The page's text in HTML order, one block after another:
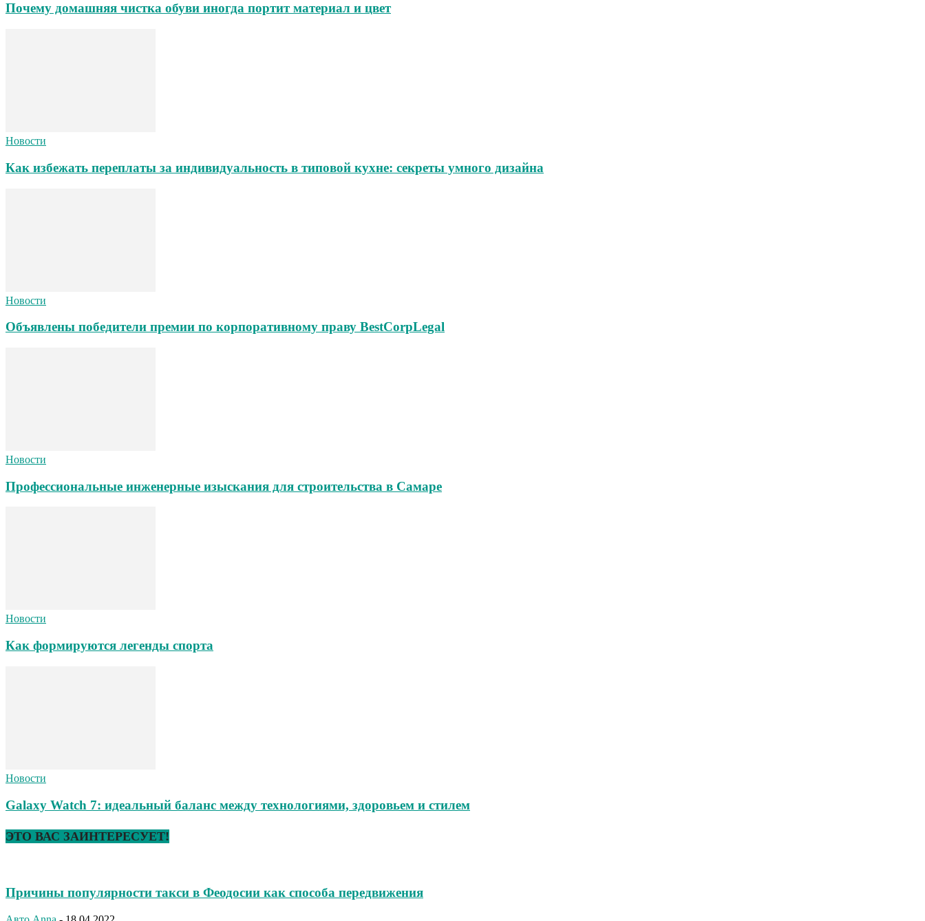
Почему домашняя чистка обуви иногда портит материал и цвет
Новости
Как избежать переплаты за индивидуальность в типовой кухне: секреты умного дизайна
Новости
Объявлены победители премии по корпоративному праву BestCorpLegal
Новости
Профессиональные инженерные изыскания для строительства в Самаре
Новости
Как формируются легенды спорта
Новости
Galaxy Watch 7: идеальный баланс между технологиями, здоровьем и стилем
ЭТО ВАС ЗАИНТЕРЕСУЕТ!
Причины популярности такси в Феодосии как способа передвижения